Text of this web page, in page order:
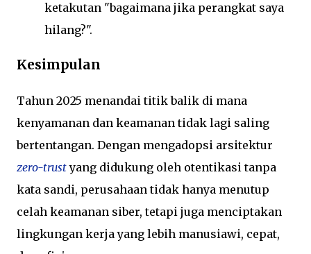
ketakutan "bagaimana jika perangkat saya
hilang?".
Kesimpulan
Tahun 2025 menandai titik balik di mana
kenyamanan dan keamanan tidak lagi saling
bertentangan. Dengan mengadopsi arsitektur
zero-trustyang didukung oleh otentikasi tanpa
kata sandi, perusahaan tidak hanya menutup
celah keamanan siber, tetapi juga menciptakan
lingkungan kerja yang lebih manusiawi, cepat,